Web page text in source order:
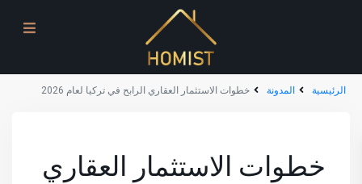
الرئيسية المدونة خطوات الاستثمار العقاري الرابح في تركيا لعام 2026
خطوات الاستثمار العقاري